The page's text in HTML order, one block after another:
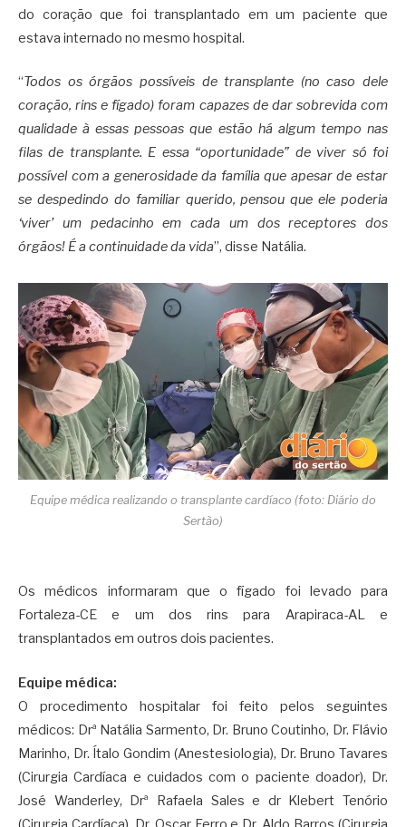
do coração que foi transplantado em um paciente que
estava internado no mesmo hospital.
“Todos os órgãos possíveis de transplante (no caso dele
coração, rins e fígado) foram capazes de dar sobrevida com
qualidade à essas pessoas que estão há algum tempo nas
filas de transplante. E essa “oportunidade” de viver só foi
possível com a generosidade da família que apesar de estar
se despedindo do familiar querido, pensou que ele poderia
‘viver’ um pedacinho em cada um dos receptores dos
órgãos! É a continuidade da vida”, disse Natália.
Equipe médica realizando o transplante cardíaco (foto: Diário do
Sertão)
Os médicos informaram que o fígado foi levado para
Fortaleza-CE e um dos rins para Arapiraca-AL e
transplantados em outros dois pacientes.
Equipe médica:
O procedimento hospitalar foi feito pelos seguintes
médicos: Drª Natália Sarmento, Dr. Bruno Coutinho, Dr. Flávio
Marinho, Dr. Ítalo Gondim (Anestesiologia), Dr. Bruno Tavares
(Cirurgia Cardíaca e cuidados com o paciente doador), Dr.
José Wanderley, Drª Rafaela Sales e dr Klebert Tenório